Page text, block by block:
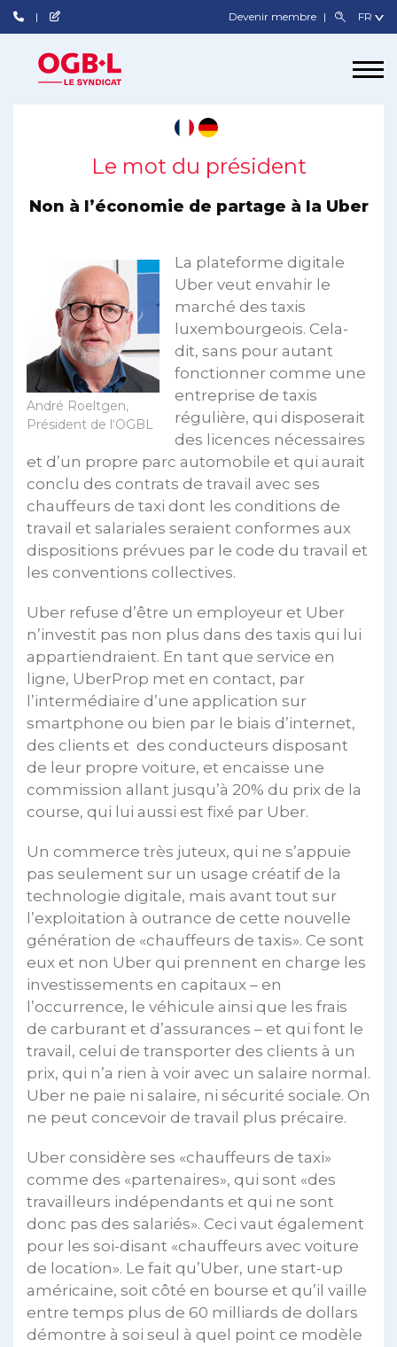
Devenir membre
Le mot du président
Non à l’économie de partage à la Uber
André Roeltgen,
Président de l‘OGBL
La plateforme digitale
Uber veut envahir le
marché des taxis
luxembourgeois. Cela-
dit, sans pour autant
fonctionner comme une
entreprise de taxis
régulière, qui disposerait
des licences nécessaires
et d’un propre parc automobile et qui aurait
conclu des contrats de travail avec ses
chauffeurs de taxi dont les conditions de
travail et salariales seraient conformes aux
dispositions prévues par le code du travail et
les conventions collectives.
Uber refuse d’être un employeur et Uber
n’investit pas non plus dans des taxis qui lui
appartiendraient. En tant que service en
ligne, UberProp met en contact, par
l’intermédiaire d’une application sur
smartphone ou bien par le biais d’internet,
des clients et des conducteurs disposant
de leur propre voiture, et encaisse une
commission allant jusqu’à 20% du prix de la
course, qui lui aussi est fixé par Uber.
Un commerce très juteux, qui ne s’appuie
pas seulement sur un usage créatif de la
technologie digitale, mais avant tout sur
l’exploitation à outrance de cette nouvelle
génération de «chauffeurs de taxis». Ce sont
eux et non Uber qui prennent en charge les
investissements en capitaux – en
l’occurrence, le véhicule ainsi que les frais
de carburant et d’assurances – et qui font le
travail, celui de transporter des clients à un
prix, qui n’a rien à voir avec un salaire normal.
Uber ne paie ni salaire, ni sécurité sociale. On
ne peut concevoir de travail plus précaire.
Uber considère ses «chauffeurs de taxi»
comme des «partenaires», qui sont «des
travailleurs indépendants et qui ne sont
donc pas des salariés». Ceci vaut également
pour les soi-disant «chauffeurs avec voiture
de location». Le fait qu’Uber, une start-up
américaine, soit côté en bourse et qu’il vaille
entre temps plus de 60 milliards de dollars
démontre à soi seul à quel point ce modèle